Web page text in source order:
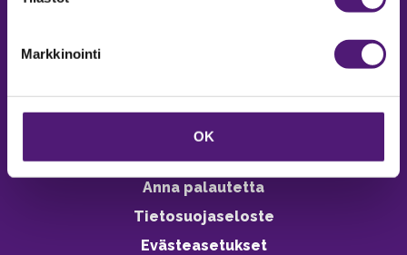
Markkinointi
OK
Vastuullisuus
Ympäristöohjelma
Avoimet työpaikat
Anna palautetta
Tietosuojaseloste
Evästeasetukset